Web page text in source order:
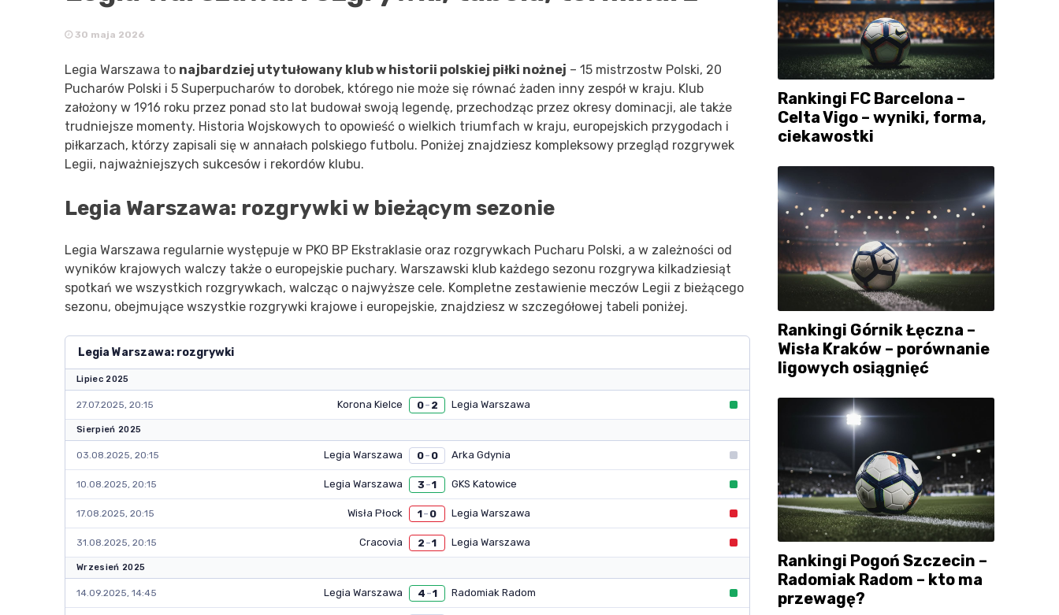
30 maja 2026
Legia Warszawa to najbardziej utytułowany klub w historii polskiej piłki nożnej – 15 mistrzostw Polski, 20
Pucharów Polski i 5 Superpucharów to dorobek, którego nie może się równać żaden inny zespół w kraju. Klub
założony w 1916 roku przez ponad sto lat budował swoją legendę, przechodząc przez okresy dominacji, ale także
trudniejsze momenty. Historia Wojskowych to opowieść o wielkich triumfach w kraju, europejskich przygodach i
piłkarzach, którzy zapisali się w annałach polskiego futbolu. Poniżej znajdziesz kompleksowy przegląd rozgrywek
Legii, najważniejszych sukcesów i rekordów klubu.
Legia Warszawa: rozgrywki w bieżącym sezonie
Legia Warszawa regularnie występuje w PKO BP Ekstraklasie oraz rozgrywkach Pucharu Polski, a w zależności od
wyników krajowych walczy także o europejskie puchary. Warszawski klub każdego sezonu rozgrywa kilkadziesiąt
spotkań we wszystkich rozgrywkach, walcząc o najwyższe cele. Kompletne zestawienie meczów Legii z bieżącego
sezonu, obejmujące wszystkie rozgrywki krajowe i europejskie, znajdziesz w szczegółowej tabeli poniżej.
Legia Warszawa: rozgrywki
Lipiec 2025
27.07.2025, 20:15 Korona Kielce 0– 2 Legia Warszawa
Sierpień 2025
03.08.2025, 20:15 Legia Warszawa 0– 0 Arka Gdynia
10.08.2025, 20:15 Legia Warszawa 3 –1 GKS Katowice
17.08.2025, 20:15 Wisła Płock 1– 0 Legia Warszawa
31.08.2025, 20:15 Cracovia 2 –1 Legia Warszawa
Wrzesień 2025
14.09.2025, 14:45 Legia Warszawa 4 –1 Radomiak Radom
Rankingi FC Barcelona –
Celta Vigo – wyniki, forma,
ciekawostki
Rankingi Górnik Łęczna –
Wisła Kraków – porównanie
ligowych osiągnięć
Rankingi Pogoń Szczecin –
Radomiak Radom – kto ma
przewagę?